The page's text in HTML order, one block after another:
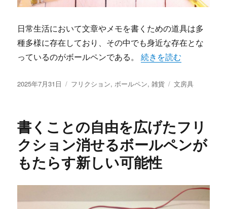
日常生活において文章やメモを書くための道具は多
種多様に存在しており、その中でも身近な存在とな
っているのがボールペンである。“フリクションが切り
続きを読む
投
2025年7月31日
カ
ー
フリクション,ボールペン,雑貨
タ
文房具
書くことの自由を広げたフリ
クション消せるボールペンが
もたらす新しい可能性